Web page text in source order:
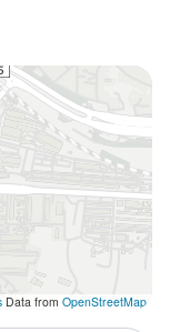
Data from OpenStreetMap